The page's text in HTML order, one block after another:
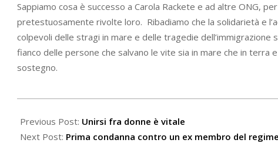
Sappiamo cosa è successo a Carola Rackete e ad altre ONG,
pretestuosamente rivolte loro. Ribadiamo che la solidarietà e
colpevoli delle stragi in mare e delle tragedie dell’immigrazione
fianco delle persone che salvano le vite sia in mare che in terra
sostegno.
03-
08
Previous Post: Unirsi fra donne è vitale
Next Post: Prima condanna contro un ex membro del